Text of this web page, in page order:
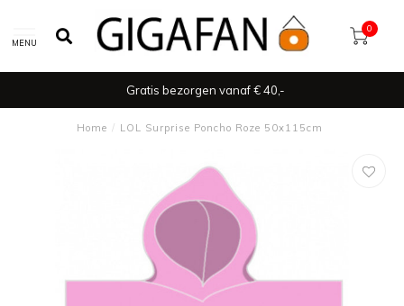
MENU
0
Gratis bezorgen vanaf € 40,-
Home / LOL Surprise Poncho Roze 50x115cm